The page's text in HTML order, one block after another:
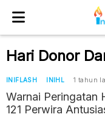
Hari Donor
INIFLASH INIHL 1 tahun
Warnai Peringatan
121 Perwira